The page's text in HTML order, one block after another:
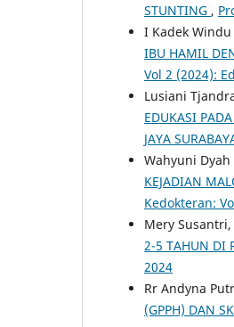
STUNTING ,
I Kadek
IBU HAMIL
Vol 2 (2024):
Lusiani
EDUKASI
JAYA
Wahyuni
KEJADIAN
Kedokteran:
Mery
2-5 TAHUN DI
2024
Rr Andyna
(GPPH) DAN